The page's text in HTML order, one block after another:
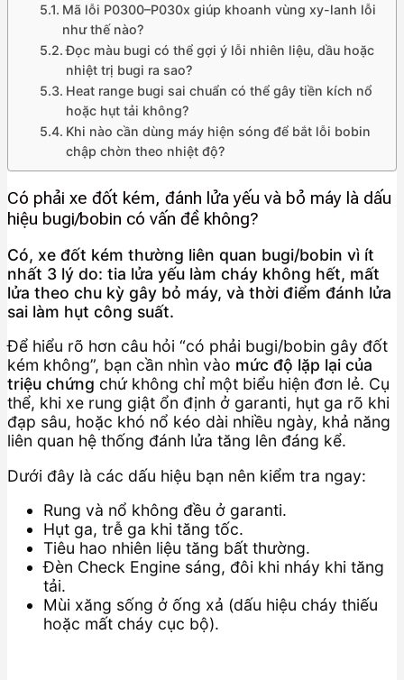
Mã lỗi P0300–P030x giúp khoanh vùng xy-lanh lỗi
như thế nào?
Đọc màu bugi có thể gợi ý lỗi nhiên liệu, dầu hoặc
nhiệt trị bugi ra sao?
Heat range bugi sai chuẩn có thể gây tiền kích nổ
hoặc hụt tải không?
Khi nào cần dùng máy hiện sóng để bắt lỗi bobin
chập chờn theo nhiệt độ?
Có phải xe đốt kém, đánh lửa yếu và bỏ máy là dấu
hiệu bugi/bobin có vấn đề không?
Có, xe đốt kém thường liên quan bugi/bobin vì ít
nhất 3 lý do: tia lửa yếu làm cháy không hết, mất
lửa theo chu kỳ gây bỏ máy, và thời điểm đánh lửa
sai làm hụt công suất.
Để hiểu rõ hơn câu hỏi “có phải bugi/bobin gây đốt
kém không”, bạn cần nhìn vào mức độ lặp lại của
triệu chứng chứ không chỉ một biểu hiện đơn lẻ. Cụ
thể, khi xe rung giật ổn định ở garanti, hụt ga rõ khi
đạp sâu, hoặc khó nổ kéo dài nhiều ngày, khả năng
liên quan hệ thống đánh lửa tăng lên đáng kể.
Dưới đây là các dấu hiệu bạn nên kiểm tra ngay:
Rung và nổ không đều ở garanti.
Hụt ga, trễ ga khi tăng tốc.
Tiêu hao nhiên liệu tăng bất thường.
Đèn Check Engine sáng, đôi khi nháy khi tăng
tải.
Mùi xăng sống ở ống xả (dấu hiệu cháy thiếu
hoặc mất cháy cục bộ).